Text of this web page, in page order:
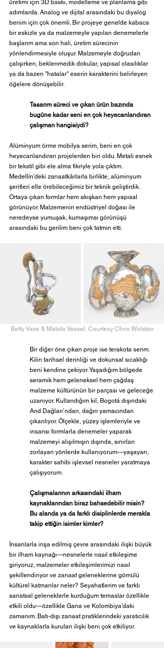
üretimi için 3D baskı, modelleme ve planlama gibi
adımlarda. Analog ve dijital arasındaki bu diyalog
benim için çok önemli. Bir projeye genelde kabaca
bir eskizle ya da malzemeyle yapılan denemelerle
başlarım ama son hali, üretim sürecinin
yönlendirmesiyle oluşur. Malzemeyle doğrudan
çalışırken, beklenmedik dokular, yapısal olasılıklar
ya da bazen "hatalar" eserin karakterini belirleyen
öğelere dönüşebilir.
Tasarım süreci ve çıkan ürün bazında
bugüne kadar seni en çok heyecanlandıran
çalışman hangisiydi?
Alüminyum örme mobilya serim, beni en çok
heyecanlandıran projelerden biri oldu. Metali esnek
bir tekstil gibi ele alma fikriyle yola çıktım.
Medellín’deki zanaatkârlarla birlikte, alüminyum
şeritleri elle örebileceğimiz bir teknik geliştirdik.
Ortaya çıkan formlar hem akışkan hem yapısal
görünüyor. Malzemenin endüstriyel doğası ile
neredeyse yumuşak, kumaşımsı görünüşü
arasındaki bu gerilim beni çok tatmin etti.
Betty Vase & Matafa Vessel, Courtesy Chris Wolston
Bir diğer öne çıkan proje ise terakota serim.
Kilin tarihsel derinliği ve dokunsal sıcaklığı
beni kendine çekiyor. Yaşadığım bölgede
seramik hem geleneksel hem çağdaş
malzeme kültürünün bir parçası ve geleceğe
uzanıyor. Kullandığım kil, Bogotá dışındaki
And Dağları’ndan, dağın yamacından
çıkarılıyor. Ölçekle, yüzey işlemleriyle ve
insansı formlarla denemeler yaparak
malzemeyi alışılmışın dışında, sınırları
zorlayan yönlerde kullanıyorum—yaşayan,
karakter sahibi işlevsel nesneler yaratmaya
çalışıyorum.
Çalışmalarının arkasındaki ilham
kaynaklarından biraz bahsedebilir misin?
Bu alanda ya da farklı disiplinlerde merakla
takip ettiğin isimler kimler?
İnsanlarla inşa edilmiş çevre arasındaki ilişki büyük
bir ilham kaynağı—nesnelerle nasıl etkileşime
giriyoruz, malzemeler etkileşimlerimizi nasıl
şekillendiriyor ve zanaat geleneklerine gömülü
kültürel katmanlar neler? Seyahatlerim ve farklı
sanatsal geleneklerle kurduğum temaslar özellikle
etkili oldu—özellikle Gana ve Kolombiya’daki
zamanım. Batı-dışı zanaat pratiklerindeki yaratıcılık
ve kaynaklarla kurulan ilişki beni çok etkiliyor.